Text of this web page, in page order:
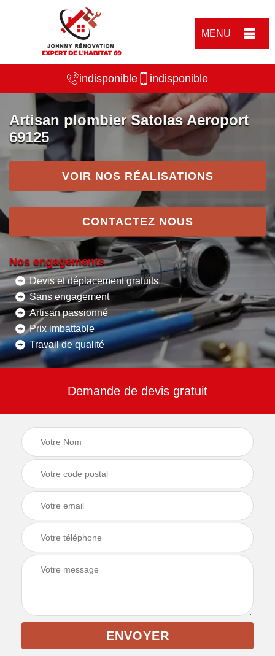
MENU
indisponible indisponible
Artisan plombier Satolas Aeroport
69125
VOIR NOS RÉALISATIONS
CONTACTEZ NOUS
Nos engagements
Devis et déplacement gratuits
Sans engagement
Artisan passionné
Prix imbattable
Travail de qualité
Demande de devis gratuit